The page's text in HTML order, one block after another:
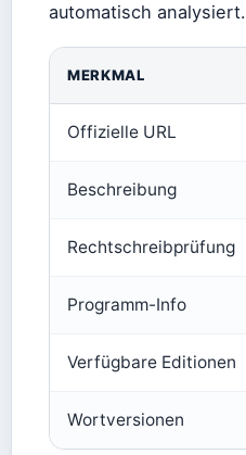
automatisch analysiert.
MERKMAL
Offizielle URL
Beschreibung
Rechtschreibprüfung
Programm-Info
Verfügbare Editionen
Wortversionen